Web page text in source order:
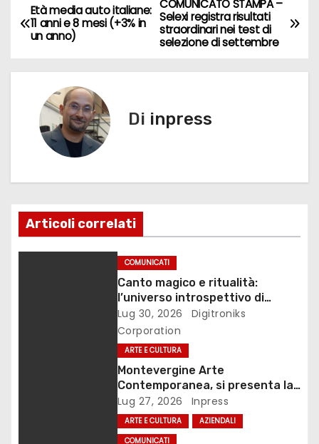
e
b
o
k
o
d
n
l di
vi
N
a
v
o
COMUNICATO STAMPA –
Selexi registra risultati
straordinari nei test di
selezione di settembre
Età media auto italiane:
11 anni e 8 mesi (+3% in
un anno)
Di inpress
Articoli correlati
COMUNICATI
Canto magico e ritualità:
l’universo introspettivo di
Lilinanna
Lug 30, 2026
Digitroniks
Corporation
ARTE E CULTURA
Montevergine Arte
Contemporanea, si presenta la
monografia dedicata a Eliana
Adorno
Lug 27, 2026 Inpress
ARTE E CULTURA
AZIENDALI
COMUNICATI